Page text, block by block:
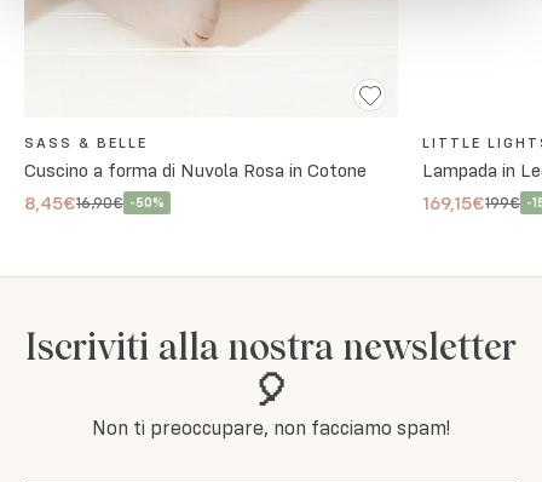
SASS & BELLE
Cuscino a forma di Nuvola Rosa in Cotone
8,45€16,90€ -50%
LITTLE
Lampada in
169,15€199€ -
Iscriviti alla nostra newsletter
🎈
Non ti preoccupare, non facciamo spam!